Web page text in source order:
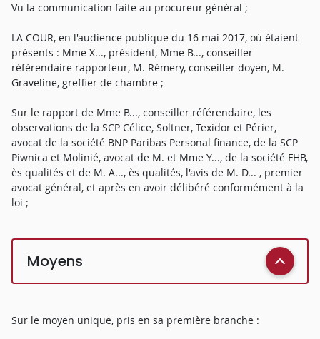
Vu la communication faite au procureur général ;
LA COUR, en l'audience publique du 16 mai 2017, où étaient
présents : Mme X..., président, Mme B..., conseiller
référendaire rapporteur, M. Rémery, conseiller doyen, M.
Graveline, greffier de chambre ;
Sur le rapport de Mme B..., conseiller référendaire, les
observations de la SCP Célice, Soltner, Texidor et Périer,
avocat de la société BNP Paribas Personal finance, de la SCP
Piwnica et Molinié, avocat de M. et Mme Y..., de la société FHB,
ès qualités et de M. A..., ès qualités, l'avis de M. D... , premier
avocat général, et après en avoir délibéré conformément à la
loi ;
Moyens
Sur le moyen unique, pris en sa première branche :